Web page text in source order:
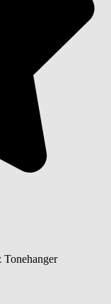
Tonehanger